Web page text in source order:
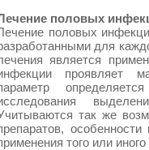
половых
половых
для
является
проявляет
так же
того или